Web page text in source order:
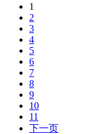
1
2
3
4
5
6
7
8
9
10
11
下一页